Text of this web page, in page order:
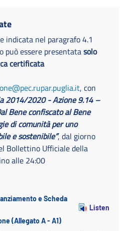
indicata nel paragrafo 4.1
può essere presentatasolo
certificata
, con
2014/2020 - Azione 9.14 –
Bene confiscato al Bene
di comunità per uno
e sostenibile”, dal giorno
Bollettino Ufficiale della
alle 24:00
e Scheda
(Allegato A - A1)
Listen